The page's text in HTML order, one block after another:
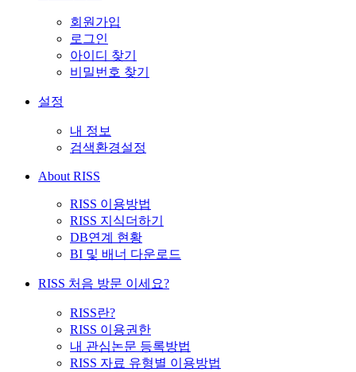
회원가입
로그인
아이디 찾기
비밀번호 찾기
설정
내 정보
검색환경설정
About RISS
RISS 이용방법
RISS 지식더하기
DB연계 현황
BI 및 배너 다운로드
RISS 처음 방문 이세요?
RISS란?
RISS 이용권한
내 관심논문 등록방법
RISS 자료 유형별 이용방법